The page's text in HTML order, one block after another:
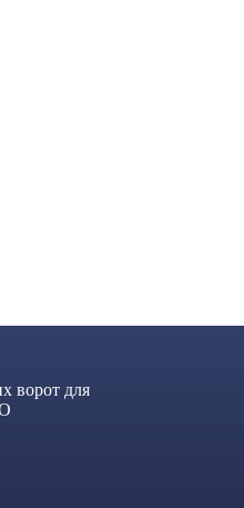
ворот для